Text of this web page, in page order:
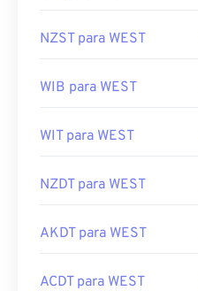
NZST para WEST
WIB para WEST
WIT para WEST
NZDT para WEST
AKDT para WEST
ACDT para WEST